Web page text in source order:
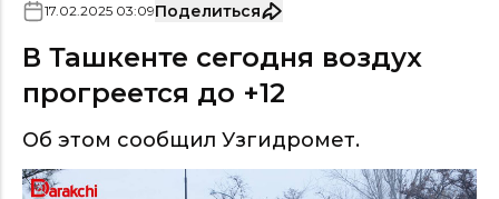
17.02.2025 03:09Поделиться
В Ташкенте сегодня воздух
прогреется до +12
Об этом сообщил Узгидромет.